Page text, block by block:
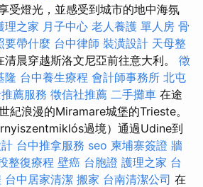
受燈光，並感受到城市的地中海氛
理之家 月子中心 老人養護 單人房 骨
要帶什麼 台中律師 裝潢設計 天母整
清晨穿越斯洛文尼亞前往意大利。 徵
隆 台中養生療程 會計師事務所 北屯
薦服務 徵信社推薦 二手攤車 在途
紀浪漫的Miramare城堡的Trieste。
過境）通過Udine到
台中推拿服務 seo 柬埔寨簽證 牆
整復療程 壁癌 台胞證 護理之家 台
台中居家清潔 搬家 台南清潔公司 在